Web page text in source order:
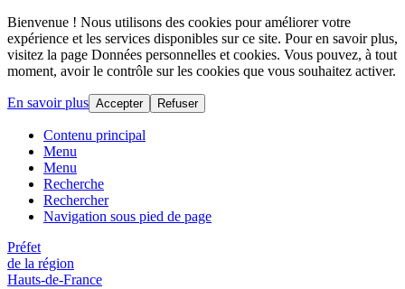
Bienvenue ! Nous utilisons des cookies pour améliorer votre
expérience et les services disponibles sur ce site. Pour en savoir plus,
visitez la page Données personnelles et cookies. Vous pouvez, à tout
moment, avoir le contrôle sur les cookies que vous souhaitez activer.
En savoir plus Accepter Refuser
Contenu principal
Menu
Menu
Recherche
Rechercher
Navigation sous pied de page
Préfet
de la région
Hauts-de-France